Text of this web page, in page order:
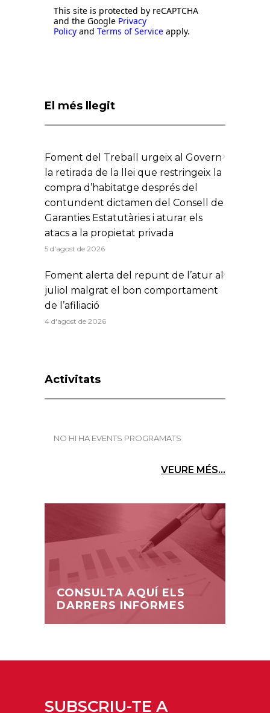
This site is protected by reCAPTCHA
and the Google Privacy
Policy and Terms of Service apply.
El més llegit
Foment del Treball urgeix al Govern
la retirada de la llei que restringeix la
compra d’habitatge després del
contundent dictamen del Consell de
Garanties Estatutàries i aturar els
atacs a la propietat privada
5 d'agost de 2026
Foment alerta del repunt de l’atur al
juliol malgrat el bon comportament
de l’afiliació
4 d'agost de 2026
Activitats
NO HI HA EVENTS PROGRAMATS
VEURE MÉS...
CONSULTA AQUÍ ELS
DARRERS INFORMES
SUBSCRIU-TE A